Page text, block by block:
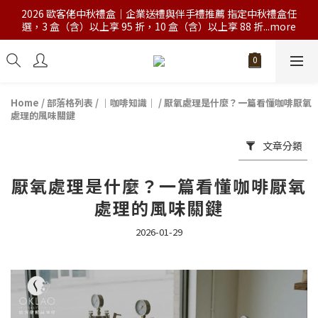
2026 歐客佬中秋禮盒｜企業送禮與伴手禮推薦 指定中秋禮盒任
選，3 盒（含）以上享 95 折，10 盒（含）以上享 88 折...more
Home / 部落格列表 / ｜咖啡知識｜ /厭氧處理是什麼？一篇看懂咖啡厭氧
處理的風味關鍵
文章分類
厭氧處理是什麼？一篇看懂咖啡厭氧
處理的風味關鍵
2026-01-29